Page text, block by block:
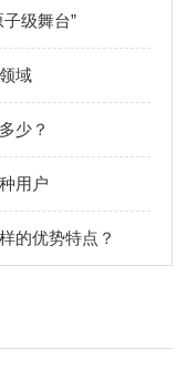
级舞台”
域
少？
用户
的优势特点？